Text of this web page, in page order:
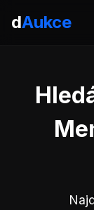
dAukce